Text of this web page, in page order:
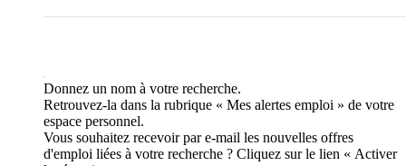
Donnez un nom à votre recherche.
Retrouvez-la dans la rubrique « Mes alertes emploi » de votre
espace personnel.
Vous souhaitez recevoir par e-mail les nouvelles offres
d'emploi liées à votre recherche ? Cliquez sur le lien « Activer